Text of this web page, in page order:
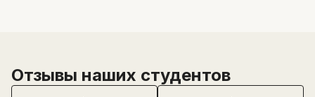
Отзывы наших студентов